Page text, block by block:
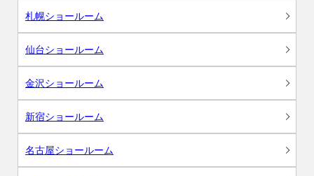
札幌ショールーム
仙台ショールーム
金沢ショールーム
新宿ショールーム
名古屋ショールーム